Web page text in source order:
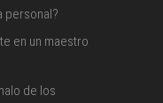
personal?
en un maestro
de los